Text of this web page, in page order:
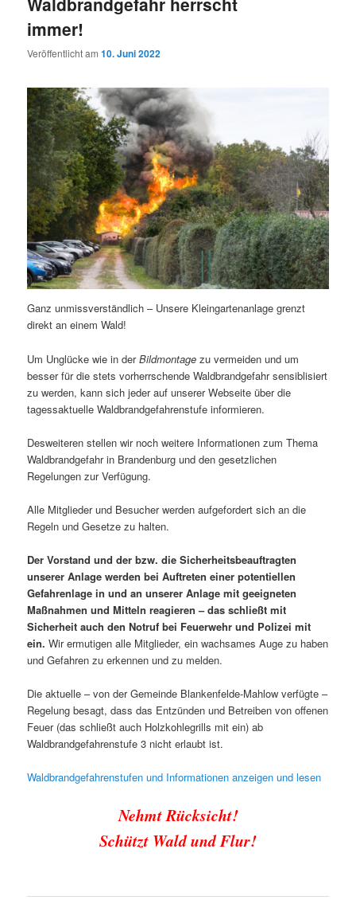
immer!
Veröffentlicht am10. Juni 2022
Ganz unmissverständlich – Unsere Kleingartenanlage grenzt
direkt an einem Wald!
Um Unglücke wie in derBildmontage zu vermeiden und um
besser für die stets vorherrschende Waldbrandgefahr sensiblisiert
zu werden, kann sich jeder auf unserer Webseite über die
tagessaktuelle Waldbrandgefahrenstufe informieren.
Desweiteren stellen wir noch weitere Informationen zum Thema
Waldbrandgefahr in Brandenburg und den gesetzlichen
Regelungen zur Verfügung.
Alle Mitglieder und Besucher werden aufgefordert sich an die
Regeln und Gesetze zu halten.
Der Vorstand und der bzw. die Sicherheitsbeauftragten
unserer Anlage werden bei Auftreten einer potentiellen
Gefahrenlage in und an unserer Anlage mit geeigneten
Maßnahmen und Mitteln reagieren – das schließt mit
Sicherheit auch den Notruf bei Feuerwehr und Polizei mit
ein. Wir ermutigen alle Mitglieder, ein wachsames Auge zu haben
und Gefahren zu erkennen und zu melden.
Die aktuelle – von der Gemeinde Blankenfelde-Mahlow verfügte –
Regelung besagt, dass das Entzünden und Betreiben von offenen
Feuer (das schließt auch Holzkohlegrills mit ein) ab
Waldbrandgefahrenstufe 3 nicht erlaubt ist.
Waldbrandgefahrenstufen und Informationen anzeigen und lesen
Nehmt Rücksicht!
Schützt Wald und Flur!